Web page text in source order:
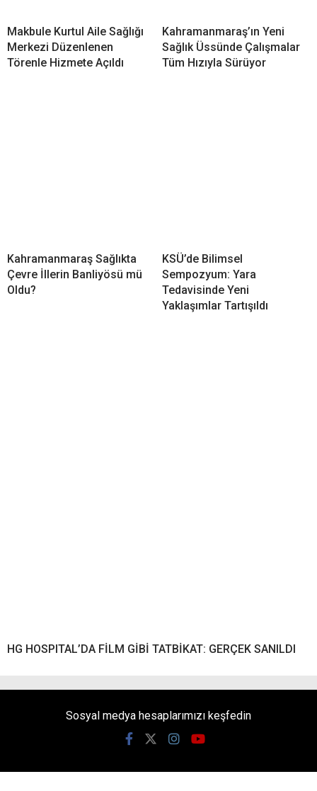
Makbule Kurtul Aile Sağlığı
Merkezi Düzenlenen
Törenle Hizmete Açıldı
Kahramanmaraş’ın Yeni
Sağlık Üssünde Çalışmalar
Tüm Hızıyla Sürüyor
Kahramanmaraş Sağlıkta
Çevre İllerin Banliyösü mü
Oldu?
KSÜ’de Bilimsel
Sempozyum: Yara
Tedavisinde Yeni
Yaklaşımlar Tartışıldı
HG HOSPITAL’DA FİLM GİBİ TATBİKAT: GERÇEK SANILDI
Sosyal medya hesaplarımızı keşfedin